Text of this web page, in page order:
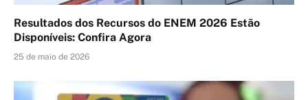
Resultados dos Recursos do ENEM 2026 Estão
Disponíveis: Confira Agora
25 de maio de 2026